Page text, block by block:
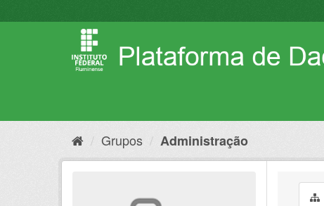
para
Grupos Administração